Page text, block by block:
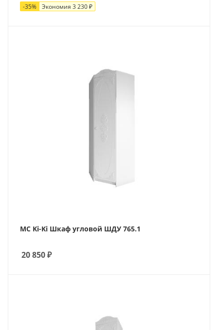
-35% Экономия 3 230₽
МС Ki-Ki Шкаф угловой ШДУ 765.1
20 850₽